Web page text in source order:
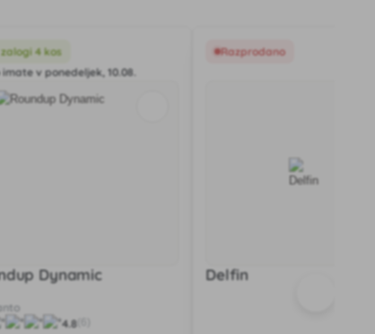
4 kos
v ponedeljek, 10.08.
Dynamic
4.8
Razprodano
Delfin